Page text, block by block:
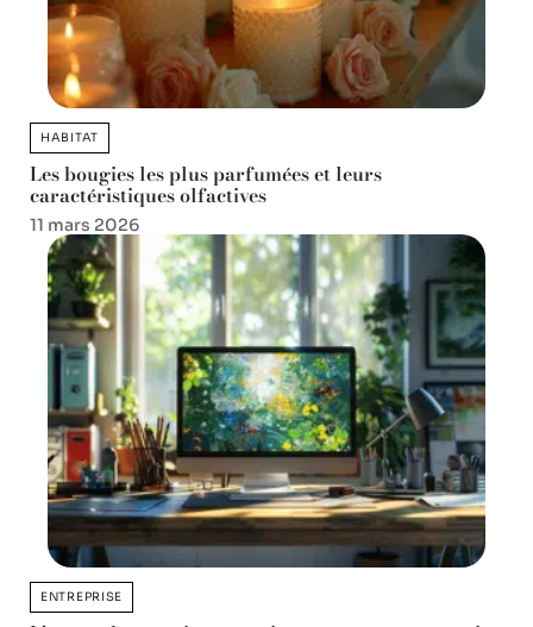
HABITAT
Les bougies les plus parfumées et leurs
caractéristiques olfactives
11 mars 2026
ENTREPRISE